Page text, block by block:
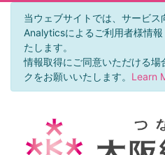
当ウェブサイトでは、サービス
Analyticsによるご利用者様情
たします。
情報取得にご同意いただける
クをお願いいたします。 Learn